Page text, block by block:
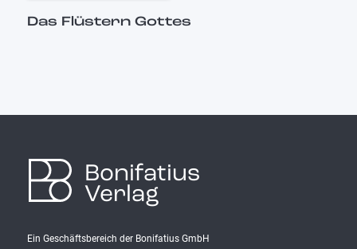
Das Flüstern Gottes
Bonifatius
Verlag
Ein Geschäftsbereich der Bonifatius GmbH